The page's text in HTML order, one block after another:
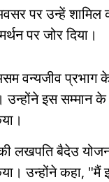
पर उन्हें
पर जोर दिया।
असम वन्यजीव
उन्होंने इस सम्मान
लखपति बैदेउ
उन्होंने कहा,